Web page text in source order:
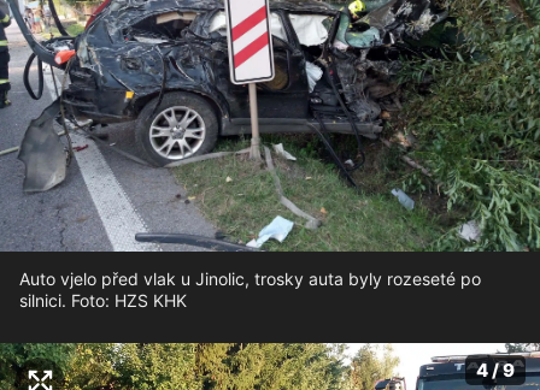
Auto vjelo před vlak u Jinolic, trosky auta byly rozeseté po
silnici. Foto: HZS KHK
4 / 9